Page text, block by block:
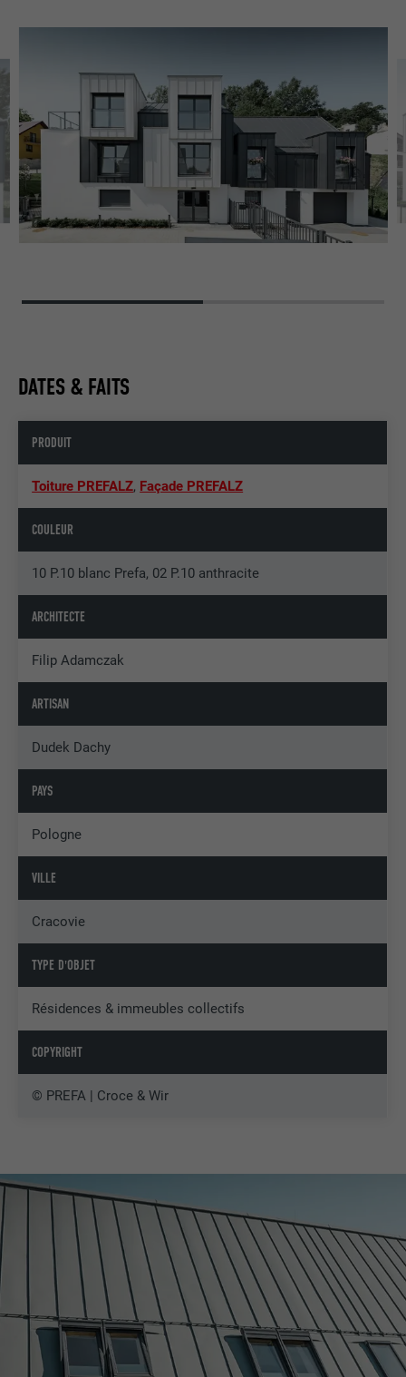
DATES & FAITS
PRODUIT
Toiture PREFALZ, Façade PREFALZ
COULEUR
10 P.10 blanc Prefa, 02 P.10 anthracite
ARCHITECTE
Filip Adamczak
ARTISAN
Dudek Dachy
PAYS
Pologne
VILLE
Cracovie
TYPE D'OBJET
Résidences & immeubles collectifs
COPYRIGHT
© PREFA | Croce & Wir